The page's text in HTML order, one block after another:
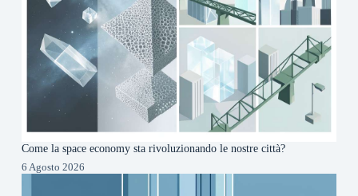
Come la space economy sta rivoluzionando le nostre città?
6 Agosto 2026